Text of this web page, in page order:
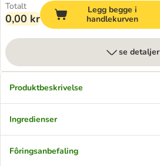
Totalt
0,00 kr
Legg begge i
handlekurven
se detaljer
Produktbeskrivelse
Ingredienser
Fôringsanbefaling